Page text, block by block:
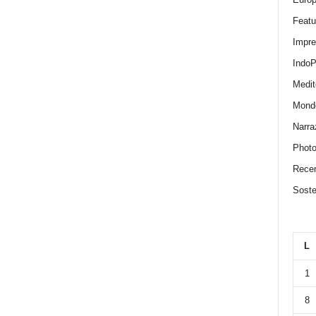
L
1
8